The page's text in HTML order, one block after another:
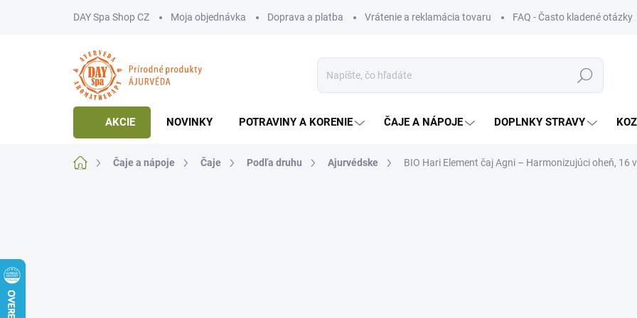
DAY Spa Shop CZ Moja objednávka Doprava a platba Vrátenie a reklamácia tovaru FAQ - Často kladené otázky
Hľadať
AKCIE NOVINKY POTRAVINY A KORENIE ČAJE A NÁPOJE DOPLNKY STRAVY
DomovČaje a nápoje Čaje Podľa druhu Ajurvédske BIO Hari Element čaj Agni – Harmonizujúci oheň, 16